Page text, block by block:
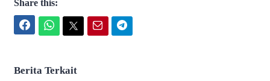
Share this:
Berita Terkait